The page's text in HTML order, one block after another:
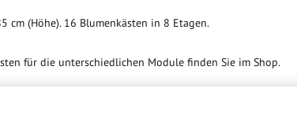
cm (Höhe). 16 Blumenkästen in 8 Etagen.
für die unterschiedlichen Module finden Sie im Shop.